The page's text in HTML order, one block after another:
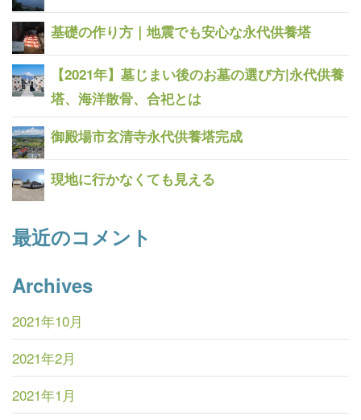
基礎の作り方｜地震でも安心な永代供養塔
【2021年】墓じまい後のお墓の選び方|永代供養
塔、海洋散骨、合祀とは
御殿場市玄清寺永代供養塔完成
現地に行かなくても見える
最近のコメント
Archives
2021年10月
2021年2月
2021年1月